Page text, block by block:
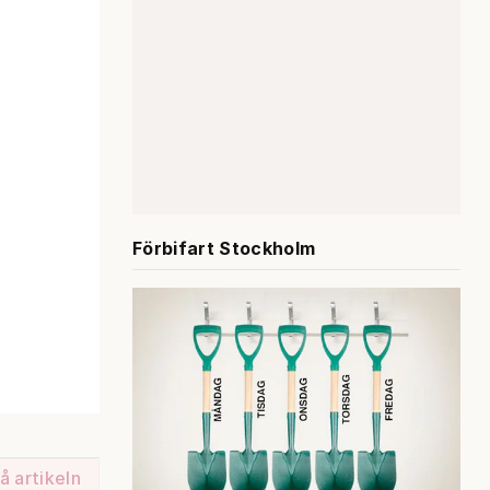
artikeln
Förbifart Stockholm